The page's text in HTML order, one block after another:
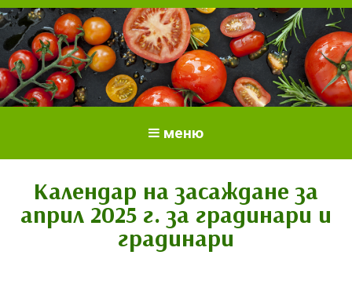
Отглеждане на домати.
Сортове и разсад.
меню
Календар на засаждане за
април 2025 г. за градинари и
градинари